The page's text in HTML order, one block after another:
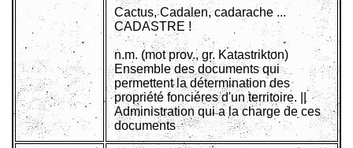
Cactus, Cadalen, cadarache ...
CADASTRE !
n.m. (mot prov., gr. Katastrikton)
Ensemble des documents qui
permettent la détermination des
propriété fonciéres d'un territoire. ||
Administration qui a la charge de ces
documents